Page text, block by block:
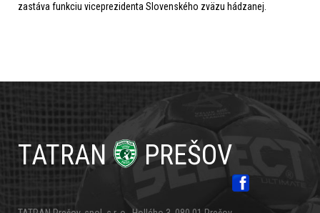
zastáva funkciu viceprezidenta Slovenského zväzu hádzanej.
TATRAN PREŠOV